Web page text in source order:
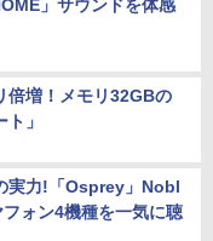
」サウンドを体感
倍増！メモリ32GBの
」
実力!「Osprey」Nobl
ォン4機種を一気に聴